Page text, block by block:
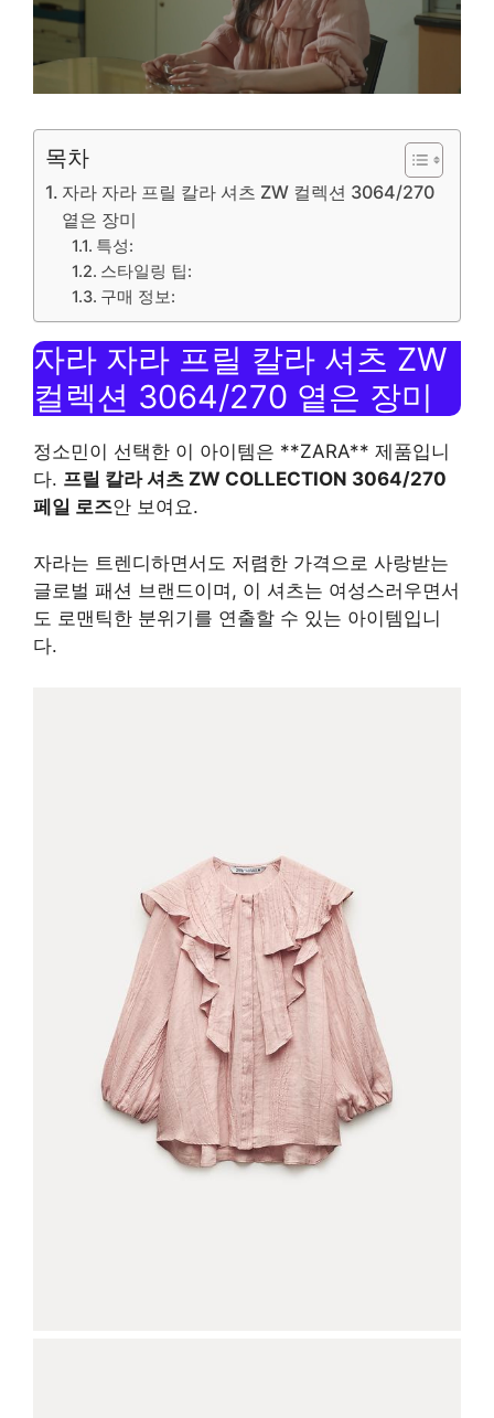
목차
자라 자라 프릴 칼라 셔츠 ZW 컬렉션 3064/270
옅은 장미
특성:
스타일링 팁:
구매 정보:
자라 자라 프릴 칼라 셔츠 ZW
컬렉션 3064/270 옅은 장미
정소민이 선택한 이 아이템은 **ZARA** 제품입니
다. 프릴 칼라 셔츠 ZW COLLECTION 3064/270
페일 로즈안 보여요.
자라는 트렌디하면서도 저렴한 가격으로 사랑받는
글로벌 패션 브랜드이며, 이 셔츠는 여성스러우면서
도 로맨틱한 분위기를 연출할 수 있는 아이템입니
다.